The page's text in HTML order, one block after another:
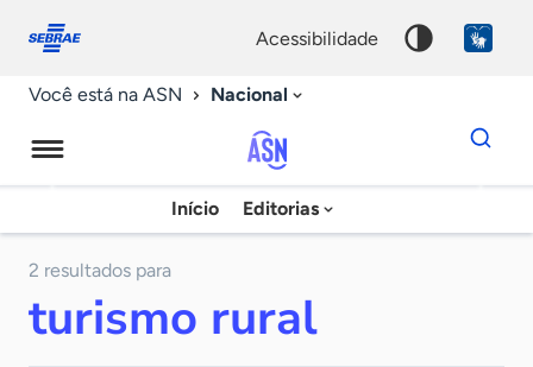
conosco
acessibilidade
Você está na ASN Nacional
Agência
Sebrae
Notícias
Início Editorias
Dados
para
chave
2 resultados para
turismo rural